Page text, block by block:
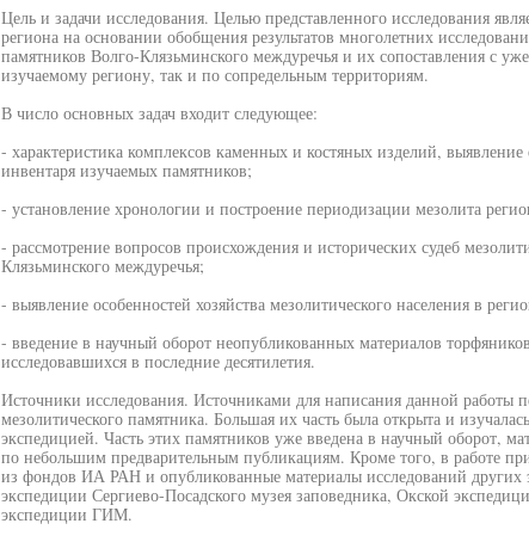
Цель и задачи исследования. Целью представленного исследования
региона на основании обобщения результатов многолетних
памятников Волго-Клязьминского междуречья и их сопоставления с
изучаемому региону, так и по сопредельным территориям.
В число основных задач входит следующее:
- характеристика комплексов каменных и костяных изделий,
инвентаря изучаемых памятников;
- установление хронологии и построение периодизации мезолита
- рассмотрение вопросов происхождения и исторических судеб
Клязьминского междуречья;
- выявление особенностей хозяйства мезолитического населения в
- введение в научный оборот неопубликованных материалов
исследовавшихся в последние десятилетия.
Источники исследования. Источниками для написания данной работы
мезолитического памятника. Большая их часть была открыта и
экспедицией. Часть этих памятников уже введена в научный оборот,
по небольшим предварительным публикациям. Кроме того, в работе
из фондов ИА РАН и опубликованные материалы исследований других
экспедиции Сергиево-Посадского музея заповедника, Окской
экспедиции ГИМ.